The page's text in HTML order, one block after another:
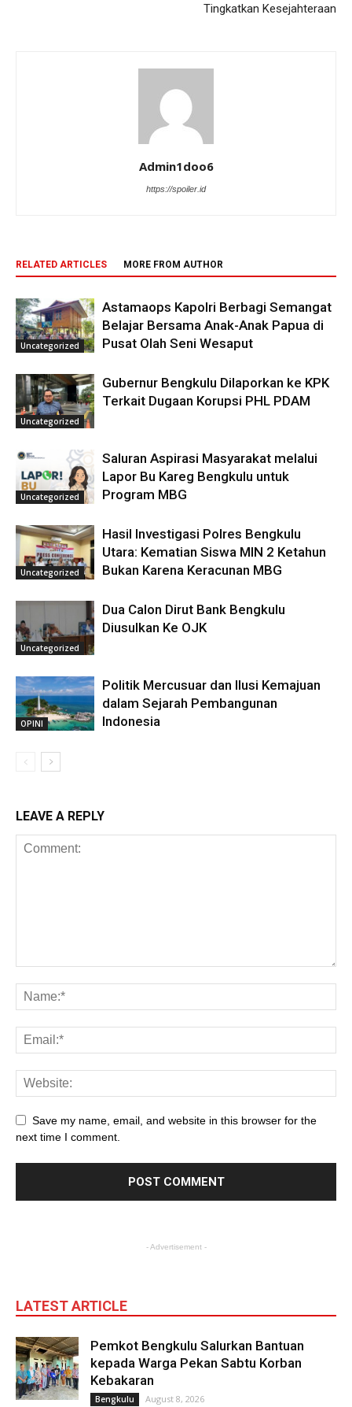
Tingkatkan Kesejahteraan
Admin1doo6
https://spoiler.id
RELATED ARTICLES MORE FROM AUTHOR
Uncategorized
Astamaops Kapolri Berbagi Semangat
Belajar Bersama Anak-Anak Papua di
Pusat Olah Seni Wesaput
Uncategorized
Gubernur Bengkulu Dilaporkan ke KPK
Terkait Dugaan Korupsi PHL PDAM
Uncategorized
Saluran Aspirasi Masyarakat melalui
Lapor Bu Kareg Bengkulu untuk
Program MBG
Uncategorized
Hasil Investigasi Polres Bengkulu
Utara: Kematian Siswa MIN 2 Ketahun
Bukan Karena Keracunan MBG
Uncategorized
Dua Calon Dirut Bank Bengkulu
Diusulkan Ke OJK
OPINI
Politik Mercusuar dan Ilusi Kemajuan
dalam Sejarah Pembangunan
Indonesia
LEAVE A REPLY
Save my name, email, and website in this browser for the
next time I comment.
- Advertisement -
LATEST ARTICLE
Pemkot Bengkulu Salurkan Bantuan
kepada Warga Pekan Sabtu Korban
Kebakaran
Bengkulu August 8, 2026